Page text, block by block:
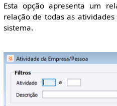
Esta opção apresenta um
relação de todas as
sistema.